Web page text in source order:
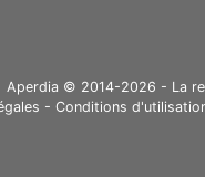
Aperdia © 2014-2026 - La
- Conditions